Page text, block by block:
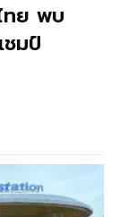
ทย พบ
มป์